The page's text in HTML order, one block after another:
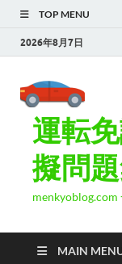
TOP MENU
2026年8月7日
運転
擬問
menkyoblog.com
MAIN